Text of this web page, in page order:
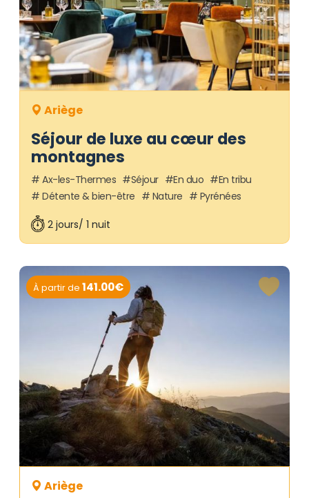
Séjour de luxe au cœur des
montagnes
Ariège
Ax-les-Thermes Séjour En duo
En tribu
Détente & bien-être
Nature Pyrénées
2 jours/ 1 nuit
Ariège
À partir de 141.00€